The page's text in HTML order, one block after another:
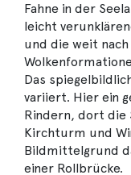
Fahne in der
leicht
und die weit
Das
variiert. Hier ein
Rindern, dort
Kirchturm und
Bildmittelgrund
einer Rollbrücke.